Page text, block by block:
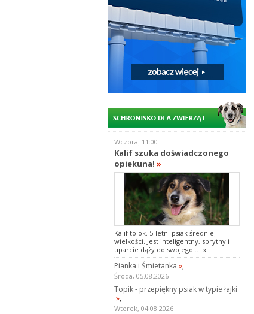
Wczoraj 11:00
Kalif szuka doświadczonego
opiekuna! »
Kalif to ok. 5-letni psiak średniej
wielkości. Jest inteligentny, sprytny i
uparcie dąży do swojego... »
Pianka i Śmietanka »,
Środa, 05.08.2026
Topik - przepiękny psiak w typie łajki
»,
Wtorek, 04.08.2026